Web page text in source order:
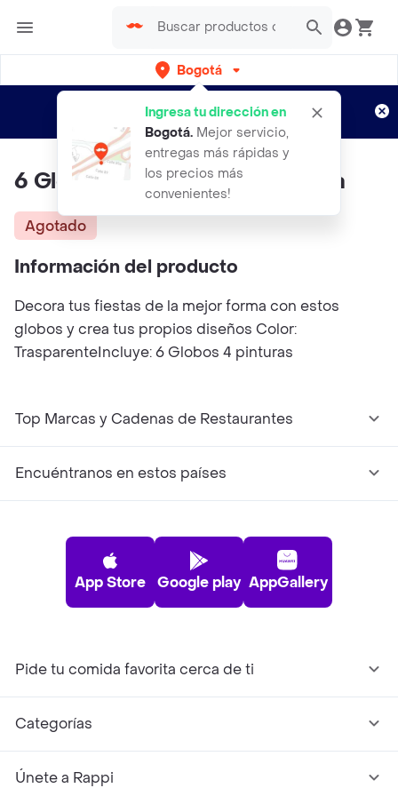
Bogotá
Ingresa tu dirección en
Bogotá. Mejor servicio,
entregas más rápidas y
los precios más
convenientes!
envíos gratis por semanas
Aplican TyC
6 Globos trasparentes + pintura
Agotado
Información del producto
Decora tus fiestas de la mejor forma con estos
globos y crea tus propios diseños Color:
TrasparenteIncluye: 6 Globos 4 pinturas
Top Marcas y Cadenas de Restaurantes
Encuéntranos en estos países
App Store Google play AppGallery
Pide tu comida favorita cerca de ti
Categorías
Únete a Rappi